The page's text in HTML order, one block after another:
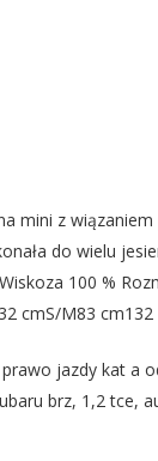
mini z
do wielu
100 %
cmS/M83
jazdy kat a
brz, 1,2 tce,